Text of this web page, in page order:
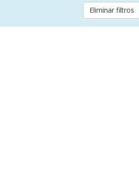
Eliminar filtros